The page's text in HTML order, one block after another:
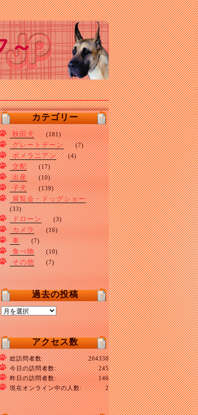
～
カテゴリー
秋田犬 (181)
グレートデーン (7)
ポメラニアン (4)
交配 (17)
出産 (10)
子犬 (139)
展覧会・ドッグショー
(33)
ドローン (3)
カメラ (16)
車 (7)
食べ物 (10)
その他 (7)
過去の投稿
過
去
の
投
稿
アクセス数
204330
総訪問者数:
245
今日の訪問者数:
146
昨日の訪問者数:
2
現在オンライン中の人数: